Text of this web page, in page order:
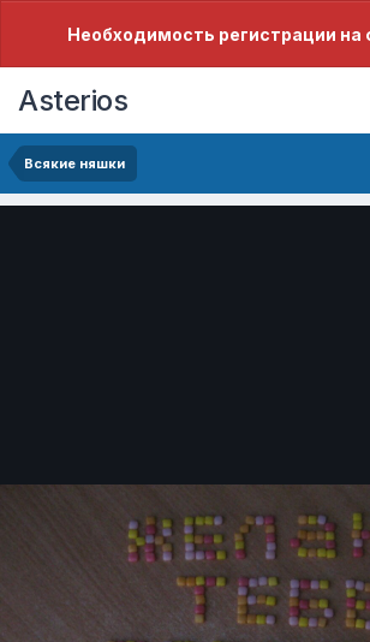
Необходимость регистрации на
Asterios
Всякие няшки